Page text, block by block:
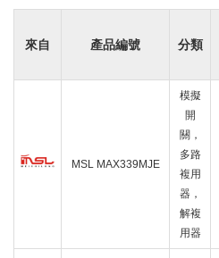
來自 產品編號 分類
MSL MAX339MJE
模擬
開
關，
多路
複用
器，
解複
用器